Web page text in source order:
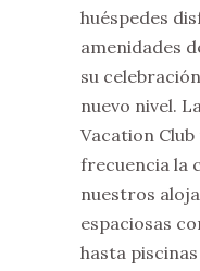
huéspedes
amenidades
su
nuevo nivel.
Vacation
frecuencia la
nuestros
espaciosas
hasta